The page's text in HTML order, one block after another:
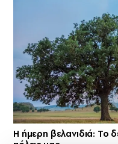
Η ήμερη βελανιδιά: Το